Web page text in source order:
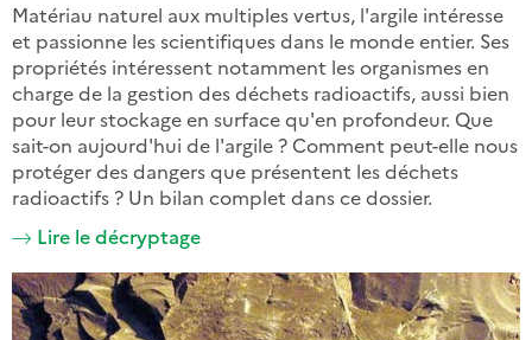
Matériau naturel aux multiples vertus, l'argile intéresse
et passionne les scientifiques dans le monde entier. Ses
propriétés intéressent notamment les organismes en
charge de la gestion des déchets radioactifs, aussi bien
pour leur stockage en surface qu'en profondeur. Que
sait-on aujourd'hui de l'argile ? Comment peut-elle nous
protéger des dangers que présentent les déchets
radioactifs ? Un bilan complet dans ce dossier.
Lire le décryptage